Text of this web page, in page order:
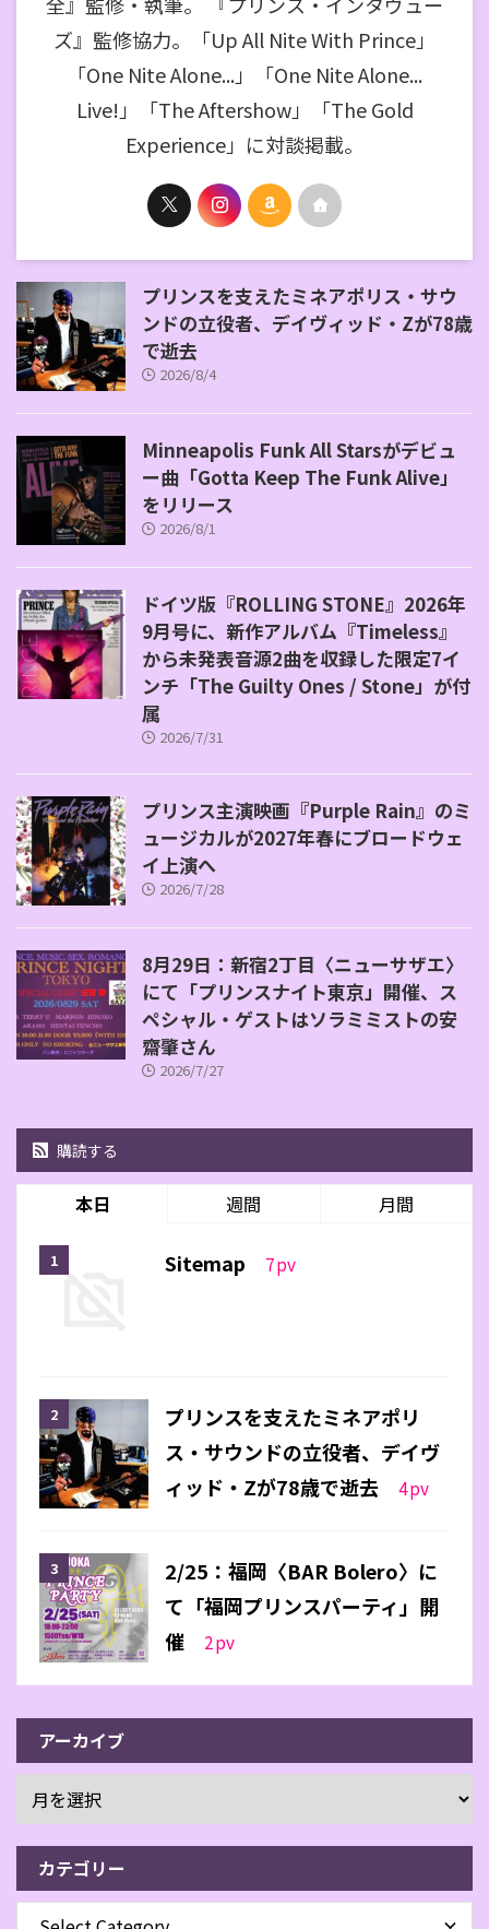
ズ』監修協力。「Up All Nite With Prince」
「One Nite Alone...」「One Nite Alone...
Live!」「The Aftershow」「The Gold
Experience」に対談掲載。
プリンスを支えたミネアポリス・サウ
ンドの立役者、デイヴィッド・Zが78歳
で逝去
2026/8/4
Minneapolis Funk All Starsがデビュ
ー曲「Gotta Keep The Funk Alive」
をリリース
2026/8/1
ドイツ版『ROLLING STONE』2026年
9月号に、新作アルバム『Timeless』
から未発表音源2曲を収録した限定7イ
ンチ「The Guilty Ones / Stone」が付
属
2026/7/31
プリンス主演映画『Purple Rain』のミ
ュージカルが2027年春にブロードウェ
イ上演へ
2026/7/28
8月29日：新宿2丁目〈ニューサザエ〉
にて「プリンスナイト東京」開催、ス
ペシャル・ゲストはソラミミストの安
齋肇さん
2026/7/27
購読する
本日 週間 月間
Sitemap 7pv
プリンスを支えたミネアポリ
ス・サウンドの立役者、デイヴ
ィッド・Zが78歳で逝去
4pv
2/25：福岡〈BAR Bolero〉に
て「福岡プリンスパーティ」開
催
2pv
アーカイブ
カテゴリー